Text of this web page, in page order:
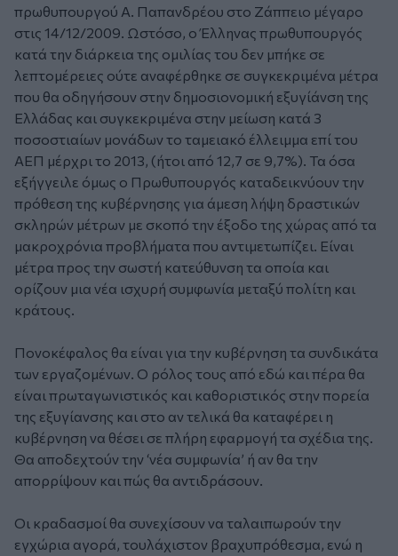
πρωθυπουργού Α. Παπανδρέου στο Ζάππειο μέγαρο
στις 14/12/2009. Ωστόσο, ο Έλληνας πρωθυπουργός
κατά την διάρκεια της ομιλίας του δεν μπήκε σε
λεπτομέρειες ούτε αναφέρθηκε σε συγκεκριμένα μέτρα
που θα οδηγήσουν στην δημοσιονομική εξυγίάνση της
Ελλάδας και συγκεκριμένα στην μείωση κατά 3
ποσοστιαίων μονάδων το ταμειακό έλλειμμα επί του
ΑΕΠ μέρχρι το 2013, (ήτοι από 12,7 σε 9,7%). Τα όσα
εξήγγειλε όμως ο Πρωθυπουργός καταδεικνύουν την
πρόθεση της κυβέρνησης για άμεση λήψη δραστικών
σκληρών μέτρων με σκοπό την έξοδο της χώρας από τα
μακροχρόνια προβλήματα που αντιμετωπίζει. Είναι
μέτρα προς την σωστή κατεύθυνση τα οποία και
ορίζουν μια νέα ισχυρή συμφωνία μεταξύ πολίτη και
κράτους.
Πονοκέφαλος θα είναι για την κυβέρνηση τα συνδικάτα
των εργαζομένων. Ο ρόλος τους από εδώ και πέρα θα
είναι πρωταγωνιστικός και καθοριστικός στην πορεία
της εξυγίανσης και στο αν τελικά θα καταφέρει η
κυβέρνηση να θέσει σε πλήρη εφαρμογή τα σχέδια της.
Θα αποδεχτούν την ‘νέα συμφωνία’ ή αν θα την
απορρίψουν και πώς θα αντιδράσουν.
Οι κραδασμοί θα συνεχίσουν να ταλαιπωρούν την
εγχώρια αγορά, τουλάχιστον βραχυπρόθεσμα, ενώ η